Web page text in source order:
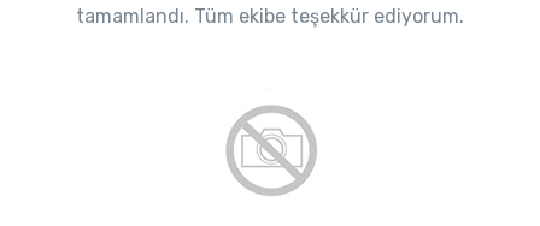
tamamlandı. Tüm ekibe teşekkür ediyorum.